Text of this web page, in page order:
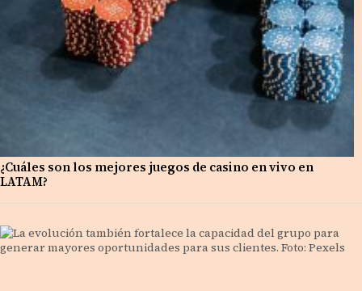
¿Cuáles son los mejores juegos de casino en vivo en
LATAM?